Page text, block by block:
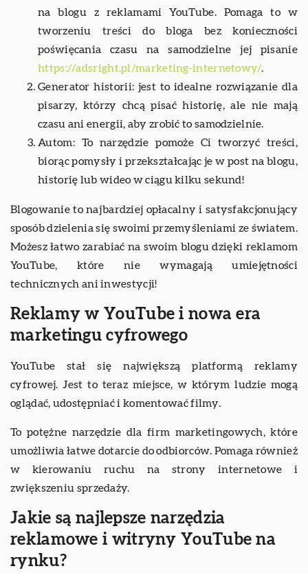
na blogu z reklamami YouTube. Pomaga to w
tworzeniu treści do bloga bez konieczności
poświęcania czasu na samodzielne jej pisanie
https://adsright.pl/marketing-internetowy/.
Generator historii: jest to idealne rozwiązanie dla
pisarzy, którzy chcą pisać historię, ale nie mają
czasu ani energii, aby zrobić to samodzielnie.
Autom: To narzędzie pomoże Ci tworzyć treści,
biorąc pomysły i przekształcając je w post na blogu,
historię lub wideo w ciągu kilku sekund!
Blogowanie to najbardziej opłacalny i satysfakcjonujący
sposób dzielenia się swoimi przemyśleniami ze światem.
Możesz łatwo zarabiać na swoim blogu dzięki reklamom
YouTube, które nie wymagają umiejętności
technicznych ani inwestycji!
Reklamy w YouTube i nowa era
marketingu cyfrowego
YouTube stał się największą platformą reklamy
cyfrowej. Jest to teraz miejsce, w którym ludzie mogą
oglądać, udostępniać i komentować filmy.
To potężne narzędzie dla firm marketingowych, które
umożliwia łatwe dotarcie do odbiorców. Pomaga również
w kierowaniu ruchu na strony internetowe i
zwiększeniu sprzedaży.
Jakie są najlepsze narzędzia
reklamowe i witryny YouTube na
rynku?